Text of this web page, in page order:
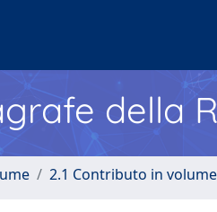
della
2.1 Contributo in